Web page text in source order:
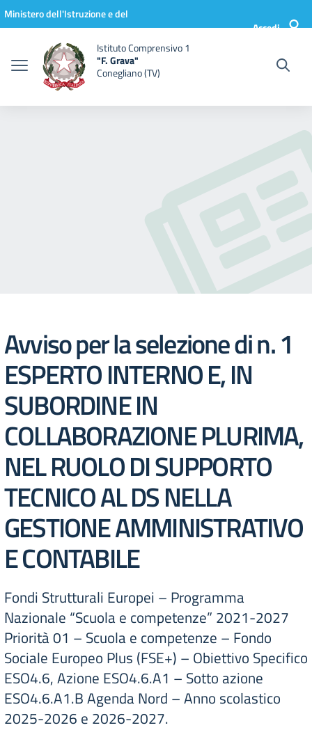
Vai ai contenuti
Vai al menu di navigazione
Vai al footer
Ministero dell'Istruzione e del
Accedi
Istituto Comprensivo 1
"F. Grava"
Conegliano (TV)
Avviso per la selezione di n. 1
ESPERTO INTERNO E, IN
SUBORDINE IN
COLLABORAZIONE PLURIMA,
NEL RUOLO DI SUPPORTO
TECNICO AL DS NELLA
GESTIONE AMMINISTRATIVO
E CONTABILE
Fondi Strutturali Europei – Programma
Nazionale “Scuola e competenze” 2021-2027
Priorità 01 – Scuola e competenze – Fondo
Sociale Europeo Plus (FSE+) – Obiettivo Specifico
ESO4.6, Azione ESO4.6.A1 – Sotto azione
ESO4.6.A1.B Agenda Nord – Anno scolastico
2025-2026 e 2026-2027.